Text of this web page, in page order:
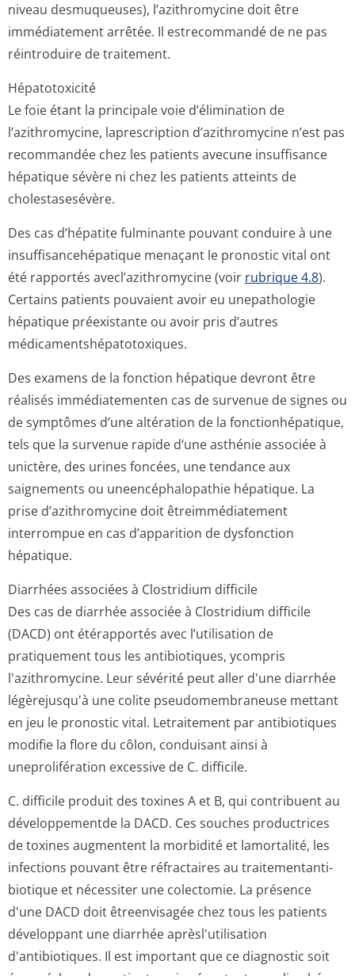
niveau desmuqueuses), l’azithromycine doit être
immédiatement arrêtée. Il estrecommandé de ne pas
réintroduire de traitement.
Hépatotoxicité
Le foie étant la principale voie d’élimination de
l’azithromycine, laprescription d’azithromycine n’est pas
recommandée chez les patients avecune insuffisance
hépatique sévère ni chez les patients atteints de
cholestasesévère.
Des cas d’hépatite fulminante pouvant conduire à une
insuffisancehé­patique menaçant le pronostic vital ont
été rapportés avecl’azithromycine (voir rubrique 4.8).
Certains patients pouvaient avoir eu unepathologie
hépatique préexistante ou avoir pris d’autres
médicamentshé­patotoxiques.
Des examens de la fonction hépatique devront être
réalisés immédiatementen cas de survenue de signes ou
de symptômes d’une altération de la fonctionhépatique,
tels que la survenue rapide d’une asthénie associée à
unictère, des urines foncées, une tendance aux
saignements ou uneencéphalopathie hépatique. La
prise d’azithromycine doit êtreimmédiatement
interrompue en cas d’apparition de dysfonction
hépatique.
Diarrhées associées à Clostridium difficile
Des cas de diarrhée associée à Clostridium difficile
(DACD) ont étérapportés avec l’utilisation de
pratiquement tous les antibiotiques, ycompris
l'azithromycine. Leur sévérité peut aller d'une diarrhée
légèrejusqu'à une colite pseudomembraneuse mettant
en jeu le pronostic vital. Letraitement par antibiotiques
modifie la flore du côlon, conduisant ainsi à
uneprolifération excessive de C. difficile.
C. difficile produit des toxines A et B, qui contribuent au
développementde la DACD. Ces souches productrices
de toxines augmentent la morbidité et lamortalité, les
infections pouvant être réfractaires au traitementanti­
biotique et nécessiter une colectomie. La présence
d'une DACD doit êtreenvisagée chez tous les patients
développant une diarrhée aprèsl'utilisation
d'antibiotiques. Il est important que ce diagnostic soit